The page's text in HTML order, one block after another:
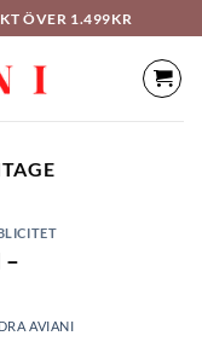
ÖVER 1.499KR
–
AVIANI